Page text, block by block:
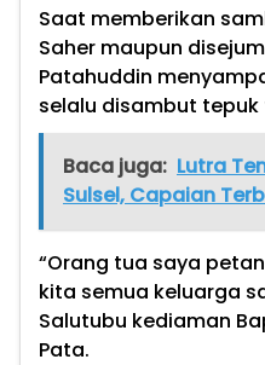
Saat memberikan
Saher maupun
Patahuddin
selalu disambut
Baca juga: Lutra
Sulsel, Capaian
“Orang tua saya
kita semua keluarga
Salutubu kediaman
Pata.